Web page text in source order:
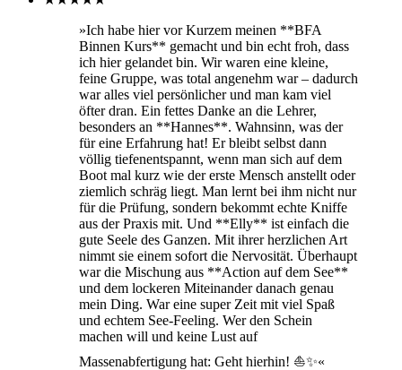
»Ich habe hier vor Kurzem meinen **BFA
Binnen Kurs** gemacht und bin echt froh, dass
ich hier gelandet bin. Wir waren eine kleine,
feine Gruppe, was total angenehm war – dadurch
war alles viel persönlicher und man kam viel
öfter dran. Ein fettes Danke an die Lehrer,
besonders an **Hannes**. Wahnsinn, was der
für eine Erfahrung hat! Er bleibt selbst dann
völlig tiefenentspannt, wenn man sich auf dem
Boot mal kurz wie der erste Mensch anstellt oder
ziemlich schräg liegt. Man lernt bei ihm nicht nur
für die Prüfung, sondern bekommt echte Kniffe
aus der Praxis mit. Und **Elly** ist einfach die
gute Seele des Ganzen. Mit ihrer herzlichen Art
nimmt sie einem sofort die Nervosität. Überhaupt
war die Mischung aus **Action auf dem See**
und dem lockeren Miteinander danach genau
mein Ding. War eine super Zeit mit viel Spaß
und echtem See-Feeling. Wer den Schein
machen will und keine Lust auf
Massenabfertigung hat: Geht hierhin! ⛵✨«